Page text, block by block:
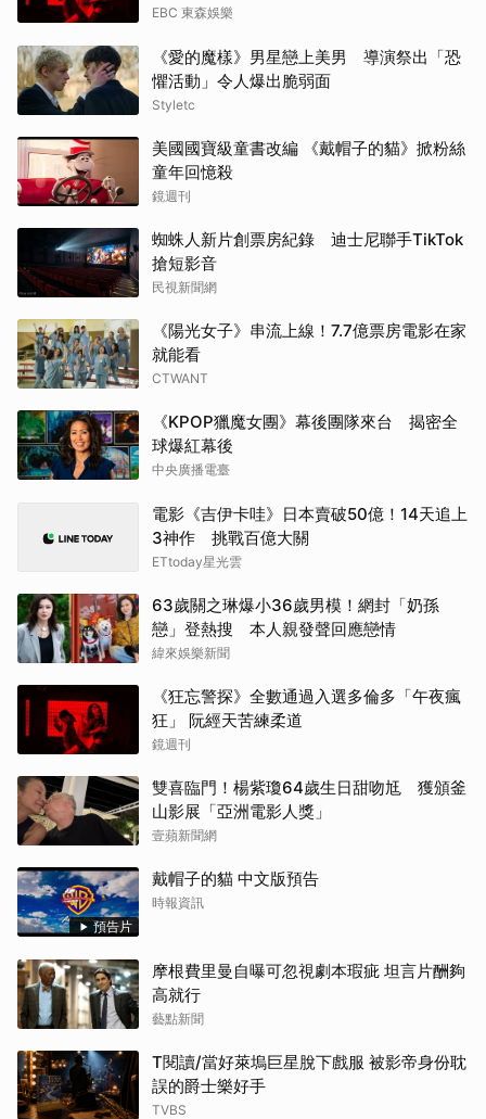
EBC 東森娛樂
《愛的魔樣》男星戀上美男 導演祭出「恐
懼活動」令人爆出脆弱面
Styletc
美國國寶級童書改編 《戴帽子的貓》掀粉絲
童年回憶殺
鏡週刊
蜘蛛人新片創票房紀錄 迪士尼聯手TikTok
搶短影音
民視新聞網
《陽光女子》串流上線！7.7億票房電影在家
就能看
CTWANT
《KPOP獵魔女團》幕後團隊來台 揭密全
球爆紅幕後
中央廣播電臺
電影《吉伊卡哇》日本賣破50億！14天追上
3神作 挑戰百億大關
ETtoday星光雲
63歲關之琳爆小36歲男模！網封「奶孫
戀」登熱搜 本人親發聲回應戀情
緯來娛樂新聞
《狂忘警探》全數通過入選多倫多「午夜瘋
狂」 阮經天苦練柔道
鏡週刊
雙喜臨門！楊紫瓊64歲生日甜吻尪 獲頒釜
山影展「亞洲電影人獎」
壹蘋新聞網
預告片
戴帽子的貓 中文版預告
時報資訊
摩根費里曼自曝可忽視劇本瑕疵 坦言片酬夠
高就行
藝點新聞
T閱讀/當好萊塢巨星脫下戲服 被影帝身份耽
誤的爵士樂好手
TVBS